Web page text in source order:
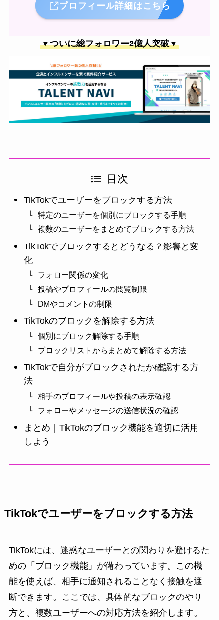
プロフィール詳細はこちら
▼ついに総フォロワー2億人突破▼
目次
TikTokでユーザーをブロックする方法
特定のユーザーを個別にブロックする手順
複数のユーザーをまとめてブロックする方法
TikTokでブロックするとどうなる？影響と変
化
フォロー関係の変化
投稿やプロフィールの閲覧制限
DMやコメントの制限
TikTokのブロックを解除する方法
個別にブロック解除する手順
ブロックリストからまとめて解除する方法
TikTokで自分がブロックされたか確認する方
法
相手のプロフィールや投稿の表示確認
フォローやメッセージの送信状況の確認
まとめ｜TikTokのブロック機能を適切に活用
しよう
TikTokでユーザーをブロックする方法
TikTokには、迷惑なユーザーとの関わりを避けるた
めの「ブロック機能」が備わっています。この機
能を使えば、相手に通知されることなく接触を遮
断できます。ここでは、具体的なブロックのやり
方と、複数ユーザーへの対応方法を紹介します。